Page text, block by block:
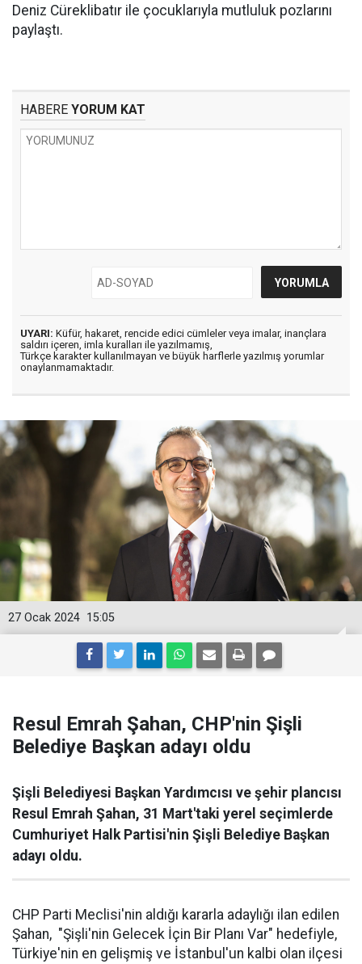
Deniz Cüreklibatır ile çocuklarıyla mutluluk pozlarını
paylaştı.
HABERE YORUM KAT
UYARI: Küfür, hakaret, rencide edici cümleler veya imalar, inançlara
saldırı içeren, imla kuralları ile yazılmamış,
Türkçe karakter kullanılmayan ve büyük harflerle yazılmış yorumlar
onaylanmamaktadır.
15:05
27 Ocak 2024
Resul Emrah Şahan, CHP'nin Şişli
Belediye Başkan adayı oldu
Şişli Belediyesi Başkan Yardımcısı ve şehir plancısı
Resul Emrah Şahan, 31 Mart'taki yerel seçimlerde
Cumhuriyet Halk Partisi'nin Şişli Belediye Başkan
adayı oldu.
CHP Parti Meclisi'nin aldığı kararla adaylığı ilan edilen
Şahan, "Şişli'nin Gelecek İçin Bir Planı Var" hedefiyle,
Türkiye'nin en gelişmiş ve İstanbul'un kalbi olan ilçesi